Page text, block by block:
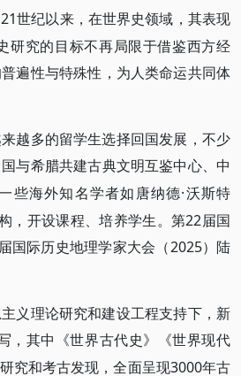
21世纪以来，在世界史领域，其表现
研究的目标不再局限于借鉴西方经
遍性与特殊性，为人类命运共同体
越多的留学生选择回国发展，不少
与希腊共建古典文明互鉴中心、中
些海外知名学者如唐纳德·沃斯特
，开设课程、培养学生。第22届国
国际历史地理学家大会（2025）陆
义理论研究和建设工程支持下，新
，其中《世界古代史》《世界现代
究和考古发现，全面呈现3000年古